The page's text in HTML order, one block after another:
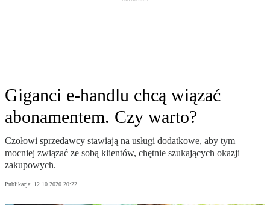
Giganci e-handlu chcą wiązać
abonamentem. Czy warto?
Czołowi sprzedawcy stawiają na usługi dodatkowe, aby tym
mocniej związać ze sobą klientów, chętnie szukających okazji
zakupowych.
Publikacja: 12.10.2020 20:22